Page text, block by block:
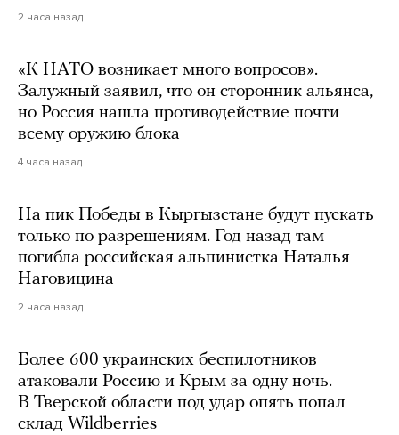
2 часа назад
«К НАТО возникает много вопросов».
Залужный заявил, что он сторонник альянса,
но Россия нашла противодействие почти
всему оружию блока
4 часа назад
На пик Победы в Кыргызстане будут пускать
только по разрешениям. Год назад там
погибла российская альпинистка Наталья
Наговицина
2 часа назад
Более 600 украинских беспилотников
атаковали Россию и Крым за одну ночь.
В Тверской области под удар опять попал
склад Wildberries